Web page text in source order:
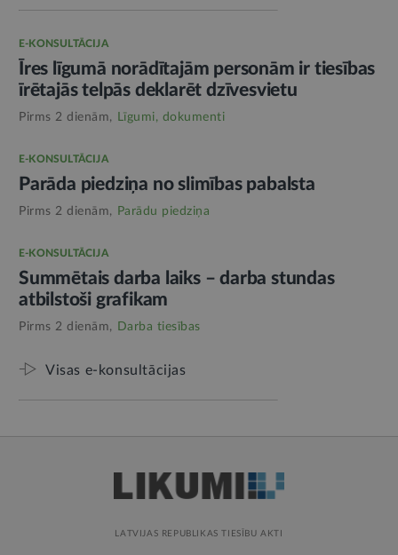
E-KONSULTĀCIJA
Īres līgumā norādītajām personām ir tiesības
īrētajās telpās deklarēt dzīvesvietu
Pirms 2 dienām, Līgumi, dokumenti
E-KONSULTĀCIJA
Parāda piedziņa no slimības pabalsta
Pirms 2 dienām, Parādu piedziņa
E-KONSULTĀCIJA
Summētais darba laiks – darba stundas
atbilstoši grafikam
Pirms 2 dienām, Darba tiesības
Visas e-konsultācijas
LATVIJAS REPUBLIKAS TIESĪBU AKTI